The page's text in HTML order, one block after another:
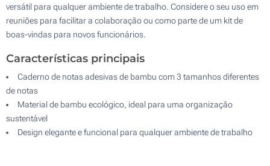
versátil para qualquer ambiente de trabalho. Considere o seu uso em
reuniões para facilitar a colaboração ou como parte de um kit de
boas-vindas para novos funcionários.
Características principais
Caderno de notas adesivas de bambu com 3 tamanhos diferentes
de notas
Material de bambu ecológico, ideal para uma organização
sustentável
Design elegante e funcional para qualquer ambiente de trabalho